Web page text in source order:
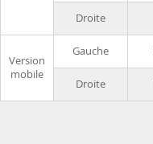
Droite
Version
mobile
Gauche
Droite